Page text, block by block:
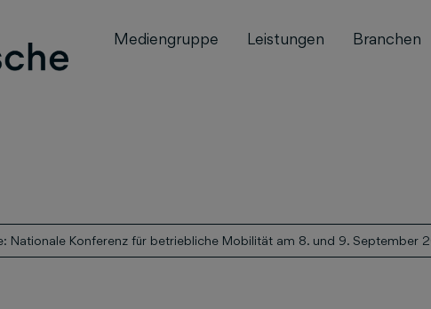
Mediengruppe Leistungen Branchen
Nationale Konferenz für betriebliche Mobilität am 8. und 9. September